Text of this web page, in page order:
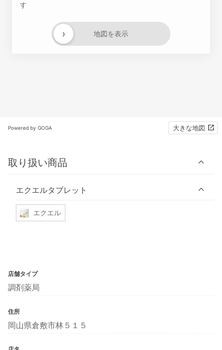
す
地図を表示
›
Powered by GOGA 大きな地図
取り扱い商品
エクエルタブレット
エクエル
店舗タイプ
調剤薬局
住所
岡山県倉敷市林５１５